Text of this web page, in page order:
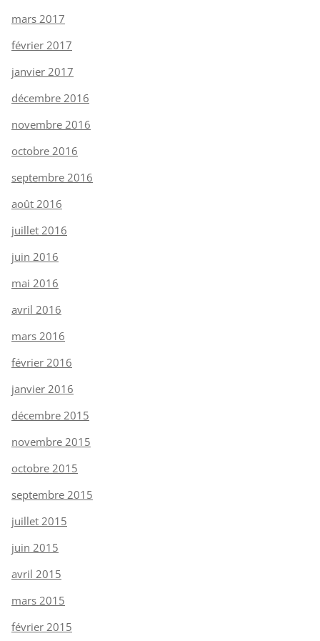
mars 2017
février 2017
janvier 2017
décembre 2016
novembre 2016
octobre 2016
septembre 2016
août 2016
juillet 2016
juin 2016
mai 2016
avril 2016
mars 2016
février 2016
janvier 2016
décembre 2015
novembre 2015
octobre 2015
septembre 2015
juillet 2015
juin 2015
avril 2015
mars 2015
février 2015